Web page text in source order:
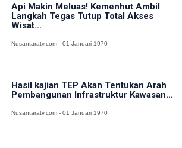
Api Makin Meluas! Kemenhut Ambil
Langkah Tegas Tutup Total Akses
Wisat...
Nusantaratv.com - 01 Januari 1970
Hasil kajian TEP Akan Tentukan Arah
Pembangunan Infrastruktur Kawasan...
Nusantaratv.com - 01 Januari 1970